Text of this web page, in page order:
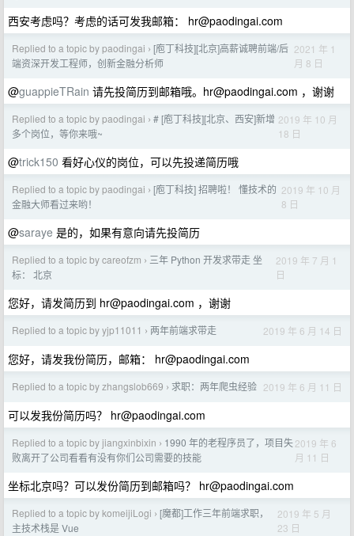
西安考虑吗？考虑的话可发我邮箱： hr@paodingai.com
Replied to a topic by paodingai › [庖丁科技][北京]高薪诚聘前端/后
端资深开发工程师，创新金融分析师
2021 年 1
月 8 日
@guappieTRain 请先投简历到邮箱哦。 hr@paodingai.com ，谢谢
Replied to a topic by paodingai › # [庖丁科技][北京、西安]新增
多个岗位，等你来哦~
2019 年 10 月
18 日
@trick150 看好心仪的岗位，可以先投递简历哦
Replied to a topic by paodingai › [庖丁科技] 招聘啦！ 懂技术的
金融大师看过来哟！
2019 年 10 月
8 日
@saraye 是的，如果有意向请先投简历
Replied to a topic by careofzm › 三年 Python 开发求带走 坐
标： 北京
2019 年 7 月 1
日
您好，请发简历到 hr@paodingai.com ，谢谢
Replied to a topic by yjp11011 › 两年前端求带走 2019 年 6 月 14 日
您好，请发我份简历，邮箱： hr@paodingai.com
Replied to a topic by zhangslob669 › 求职：两年爬虫经验 2019 年 6 月 11 日
可以发我份简历吗？ hr@paodingai.com
Replied to a topic by jiangxinbixin › 1990 年的老程序员了，项目失
败离开了公司看看有没有你们公司需要的技能
2019 年 6
月 11 日
坐标北京吗？可以发份简历到邮箱吗？ hr@paodingai.com
Replied to a topic by komeijiLogi › [魔都]工作三年前端求职，
主技术栈是 Vue
2019 年 5 月
23 日